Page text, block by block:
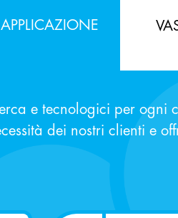
e tecnologici per ogni
dei nostri clienti e